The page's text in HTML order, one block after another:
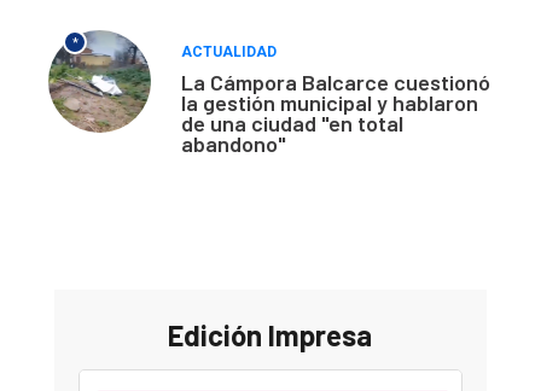
*
ACTUALIDAD
La Cámpora Balcarce cuestionó
la gestión municipal y hablaron
de una ciudad "en total
abandono"
Edición Impresa